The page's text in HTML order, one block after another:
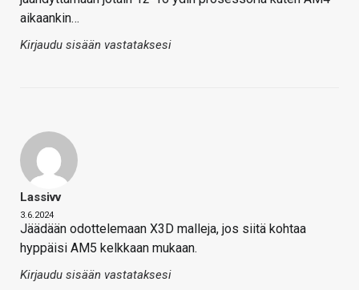
aikaankin…
Kirjaudu sisään vastataksesi
Lassivv
3.6.2024
Jäädään odottelemaan X3D malleja, jos siitä kohtaa
hyppäisi AM5 kelkkaan mukaan.
Kirjaudu sisään vastataksesi